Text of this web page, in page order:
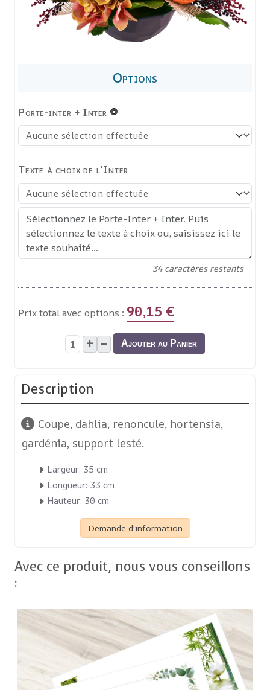
Porte-inter + Inter
Texte à choix de l'Inter
34caractères restants
Prix total avec options : 90,15 €
+ – Ajouter au Panier
Description
Coupe, dahlia, renoncule, hortensia,
gardénia, support lesté.
Largeur: 35 cm
Longueur: 33 cm
Hauteur: 30 cm
Demande d'information
Avec ce produit, nous vous conseillons
:
39,00 €
Pique-fleurs
SPIQ